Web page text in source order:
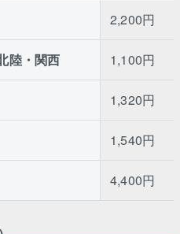
2,200円
陸・関西 1,100円
1,320円
1,540円
4,400円